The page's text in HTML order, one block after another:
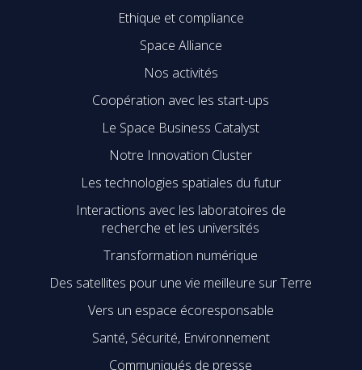
Ethique et compliance
Space Alliance
Nos activités
Coopération avec les start-ups
Le Space Business Catalyst
Notre Innovation Cluster
Les technologies spatiales du futur
Interactions avec les laboratoires de
recherche et les universités
Transformation numérique
Des satellites pour une vie meilleure sur Terre
Vers un espace écoresponsable
Santé, Sécurité, Environnement
Communiqués de presse